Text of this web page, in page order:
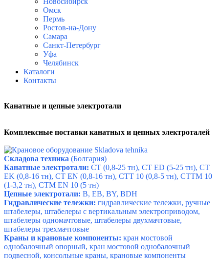
Омск
Пермь
Ростов-на-Дону
Самара
Санкт-Петербург
Уфа
Челябинск
Каталоги
Контакты
Канатные и цепные электротали
Комплексные поставки канатных и цепных электроталей
Складова техника (Болгария)
Канатные электротали: CT (0,8-25 тн), CT ED (5-25 тн), CT
EK (0,8-16 тн), CT EN (0,8-16 тн), CTT 10 (0,8-5 тн), CTTM 10
(1-3,2 тн), CTM EN 10 (5 тн)
Цепные электротали: B, EB, BY, BDH
Гидравлические тележки: гидравлические тележки, ручные
штабелеры, штабелеры с вертикальным электроприводом,
штабелеры одномачтовые, штабелеры двухмачтовые,
штабелеры трехмачтовые
Краны и крановые компоненты: кран мостовой
однобалочный опорный, кран мостовой однобалочный
подвесной, консольные краны, крановые компоненты